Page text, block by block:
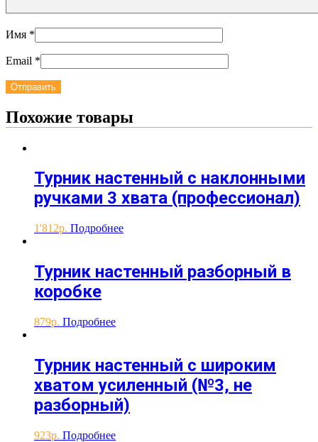
Имя *
Email *
Похожие товары
Турник настенный с наклонными
ручками 3 хвата (профессионал)
1'812 Подробнее
Турник настенный разборный в
коробке
879 Подробнее
Турник настенный с широким
хватом усиленный (№3, не
разборный)
923 Подробнее